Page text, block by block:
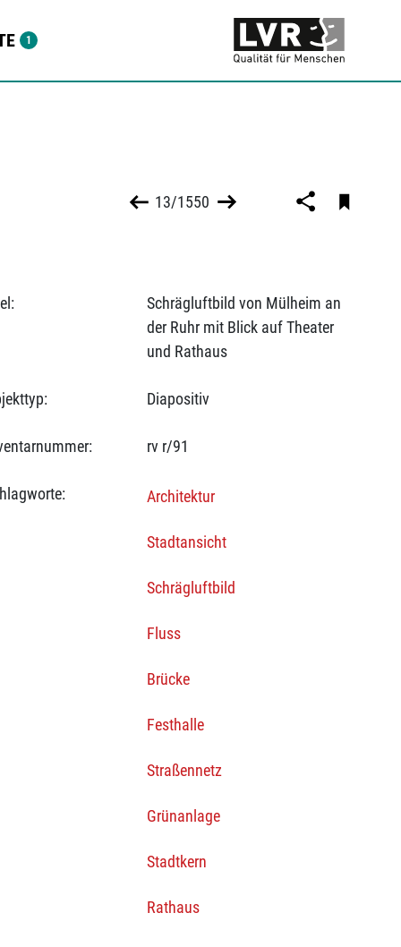
13/1550
Schrägluftbild von Mülheim an
der Ruhr mit Blick auf Theater
und Rathaus
Diapositiv
rv r/91
Architektur
Stadtansicht
Schrägluftbild
Fluss
Brücke
Festhalle
Straßennetz
Grünanlage
Stadtkern
Rathaus